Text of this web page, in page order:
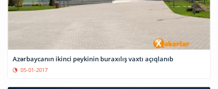
Azərbaycanın ikinci peykinin buraxılış vaxtı açıqlanıb
05-01-2017